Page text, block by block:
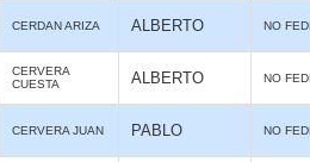
CERDAN ARIZA ALBERTO NO
CERVERA
CUESTA
ALBERTO NO
CERVERA JUAN PABLO NO